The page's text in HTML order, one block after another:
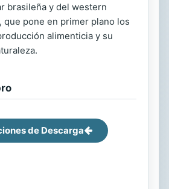
brasileña y del western
que pone en primer plano los
alimenticia y su
de Descarga